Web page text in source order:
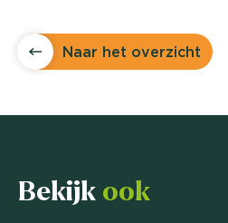
Naar het overzicht
Bekijk ook